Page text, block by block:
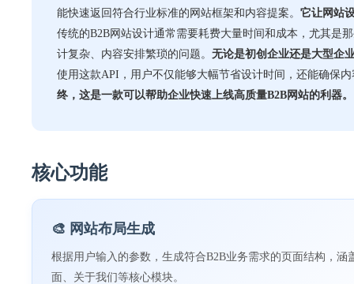
能快速返回符合行业标准的网站框架和内容提案。 它让网站
传统的B2B网站设计通常需要耗费大量时间和成本，尤其是
计复杂、内容安排繁琐的问题。 无论是初创企业还是大型企
使用这款API，用户不仅能够大幅节省设计时间，还能确保
终，这是一款可以帮助企业快速上线高质量B2B网站的利器。
核心功能
🎨 网站布局生成
根据用户输入的参数，生成符合B2B业务需求的页面结构，涵
面、关于我们等核心模块。